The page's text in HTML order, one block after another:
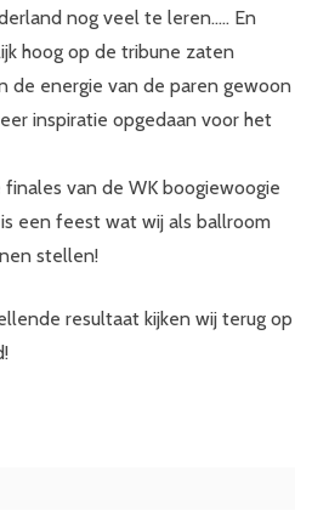
nog veel te leren….. En
hoog op de tribune zaten
de energie van de paren gewoon
inspiratie opgedaan voor het
van de WK boogiewoogie
een feest wat wij als ballroom
stellen!
resultaat kijken wij terug op